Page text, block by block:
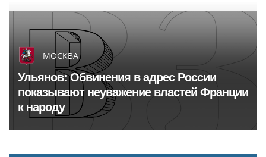
МОСКВА
Ульянов: Обвинения в адрес России
показывают неуважение властей Франции
к народу